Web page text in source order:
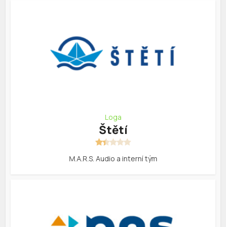
Loga
Štětí
M.A.R.S. Audio a interní tým